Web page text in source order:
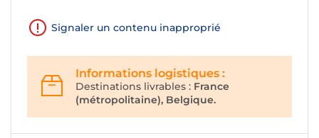
Signaler un contenu inapproprié
Informations logistiques :
Destinations livrables : France
(métropolitaine), Belgique.